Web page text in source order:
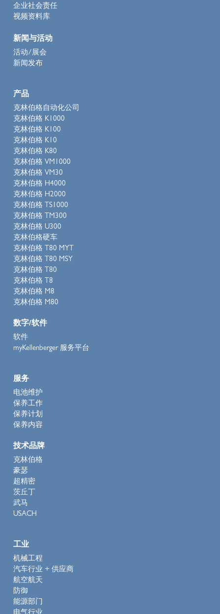
企业社会责任
视频资料库
新闻与活动
活动/展会
新闻发布
产品
克林伯格自动化公司
克林伯格 K1000
克林伯格 K100
克林伯格 K10
克林伯格 K80
克林伯格 VM1000
克林伯格 VM30
克林伯格 H4000
克林伯格 H2000
克林伯格 TS1000
克林伯格 TM300
克林伯格 U300
克林伯格硬车
克林伯格 T80 MYT
克林伯格 T80 MSY
克林伯格 T80
克林伯格 T8
克林伯格 M8
克林伯格 M80
数字/软件
软件
myKellenberger 服务平台
服务
电池维护
保养工作
保养计划
保养内容
技术品牌
克林伯格
豪瑟
超精密
茨丘丁
武马
USACH
工业
机械工程
汽车行业 + 供应商
航空航天
防御
能源部门